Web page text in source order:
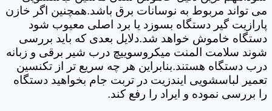
می تواند مربوط به نوسانات برق باشد.همچنین اگر خازن
پارازیت گیر دستگاه بسوزد یا برد اصلی معیوب شود
دستگاه خاموش خواهد شد.دلایل بعدی که باید بررسی
شوند سلامت المنت میکروسوییچ درب شیر برقی و زبانه
درب دستگاه هستند.بنابراین هر چه سریع تر از تکنسین
تعمیر لباسشویی ایندزیت در تربت جام بخواهید دستگاه
را بررسی نموده و ایراد را رفع کند.